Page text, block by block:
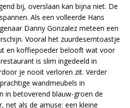
bij, overslaan kan bijna niet. De
Als een volleerde Hans
Danny Gonzalez meteen een
Vooral het zuurdesemtoastje
en koffiepoeder belooft wat voor
is slim ingedeeld in
je nooit verloren zit. Verder
wandmeubels in
in betoverend blauw-groen de
net als de amuse: een kleine